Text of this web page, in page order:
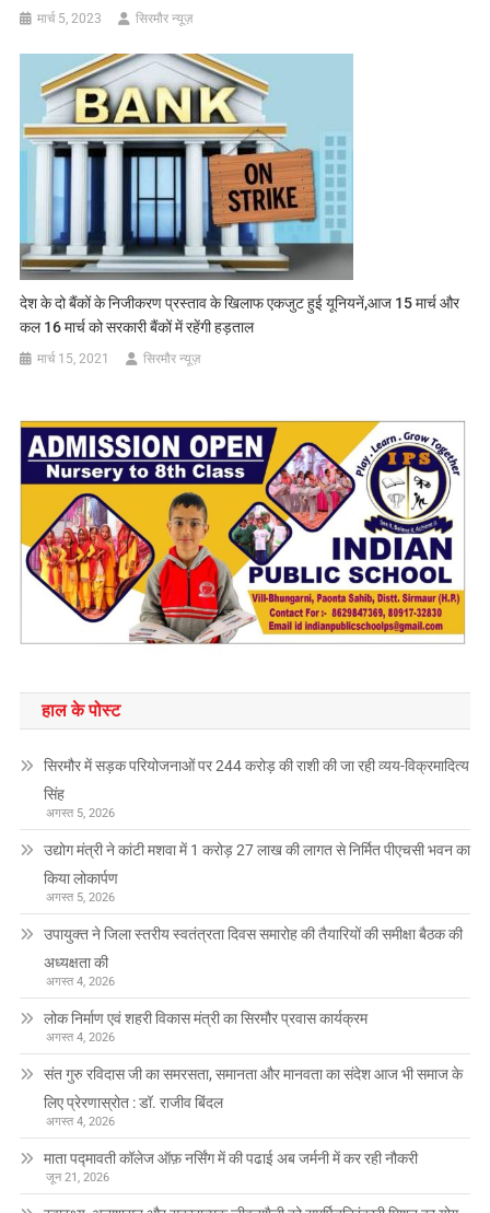
मार्च 5, 2023 सिरमौर न्यूज़
देश के दो बैंकों के निजीकरण प्रस्ताव के खिलाफ एकजुट हुई यूनियनें,आज 15 मार्च और
कल 16 मार्च को सरकारी बैंकों में रहेंगी हड़ताल
मार्च 15, 2021 सिरमौर न्यूज़
हाल के पोस्ट
सिरमौर में सड़क परियोजनाओं पर 244 करोड़ की राशी की जा रही व्यय-विक्रमादित्य
सिंह
अगस्त 5, 2026
उद्योग मंत्री ने कांटी मशवा में 1 करोड़ 27 लाख की लागत से निर्मित पीएचसी भवन का
किया लोकार्पण
अगस्त 5, 2026
उपायुक्त ने जिला स्तरीय स्वतंत्रता दिवस समारोह की तैयारियों की समीक्षा बैठक की
अध्यक्षता की
अगस्त 4, 2026
लोक निर्माण एवं शहरी विकास मंत्री का सिरमौर प्रवास कार्यक्रम
अगस्त 4, 2026
संत गुरु रविदास जी का समरसता, समानता और मानवता का संदेश आज भी समाज के
लिए प्रेरणास्रोत : डॉ. राजीव बिंदल
अगस्त 4, 2026
माता पद्मावती कॉलेज ऑफ़ नर्सिंग में की पढाई अब जर्मनी में कर रही नौकरी
जून 21, 2026